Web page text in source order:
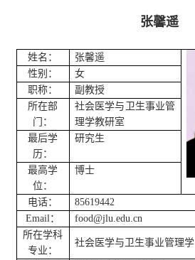
张馨遥
姓名：
张馨遥
性别：
女
职称：
副教授
所在部
门：
社会医学与卫生事业管
理学教研室
最后学
历：
研究生
最高学
位：
博士
电话：
85619442
Email：
food@jlu.edu.cn
所在学科
专业：
社会医学与卫生事业管理学